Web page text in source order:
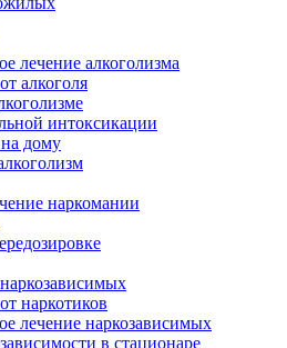
лечение алкоголизма
алкоголя
интоксикации
дому
наркомании
наркотиков
лечение наркозависимых
в стационаре